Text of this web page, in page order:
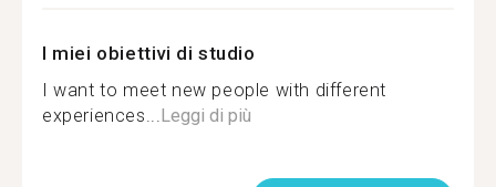
I miei obiettivi di studio
I want to meet new people with different
experiences...Leggi di più